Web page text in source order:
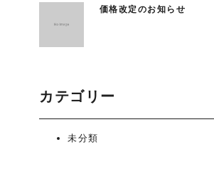
価格改定のお知らせ
カテゴリー
未分類